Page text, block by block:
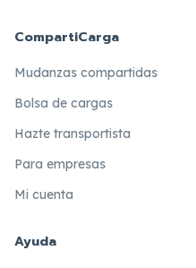
CompartiCarga
Mudanzas compartidas
Bolsa de cargas
Hazte transportista
Para empresas
Mi cuenta
Ayuda